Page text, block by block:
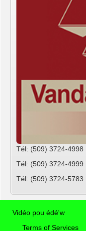
Tél: (509) 3724-4998
Tél: (509) 3724-4999
Tél: (509) 3724-5783
Vidéo pou édé'w
Terms of Services